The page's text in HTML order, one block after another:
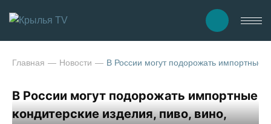
Главная Новости В России могут подорожать импортные
В России могут подорожать импортные
кондитерские изделия, пиво, вино,